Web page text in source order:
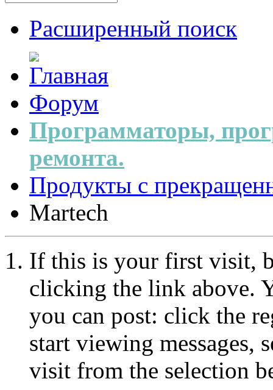
Расширенный поиск
Форум
Программаторы,
ремонта.
Продукты с
Martech
If this is your first visit,
clicking the link above.
you can post: click the
start viewing messages,
visit from the selection